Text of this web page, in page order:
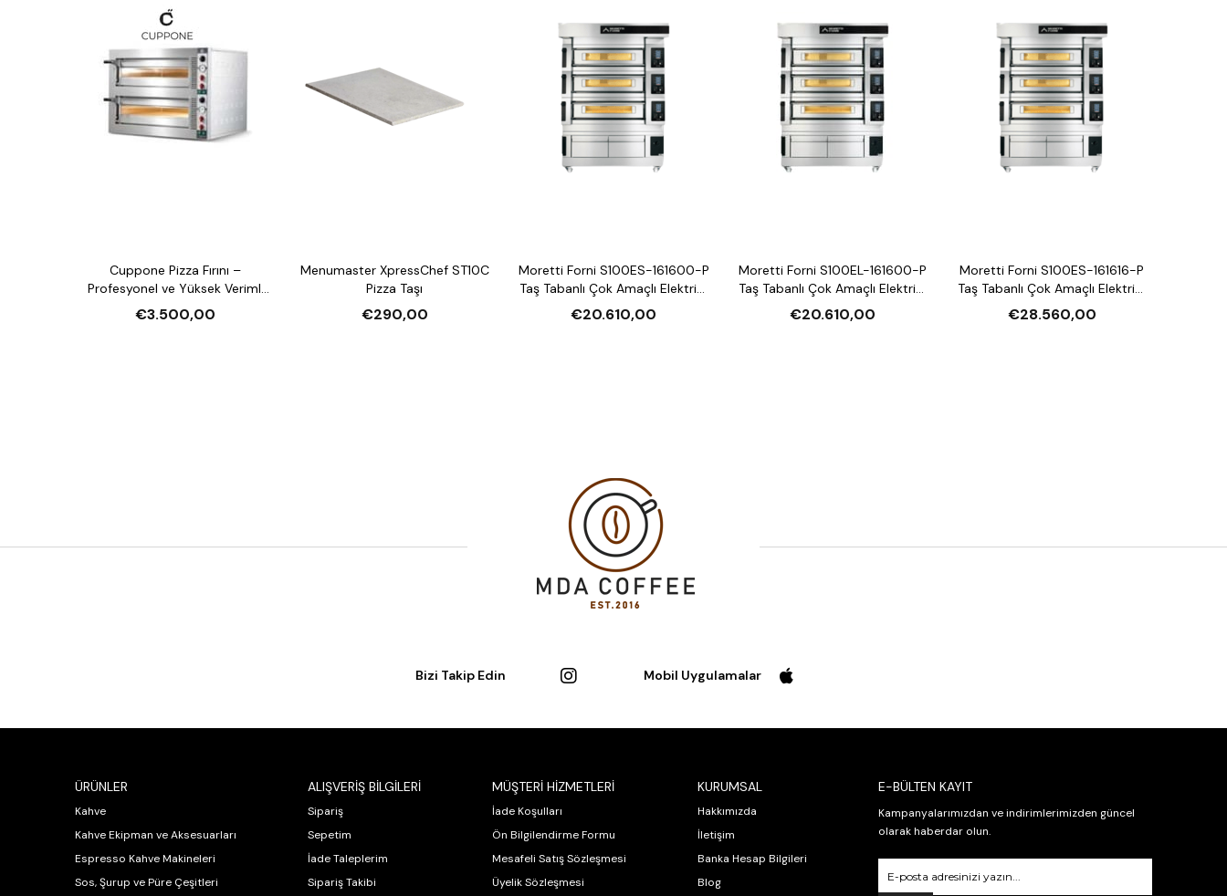
Cuppone Pizza Fırını –
Profesyonel ve Yüksek Verimli
Pizza Fırını
€3.500,00
Menumaster XpressChef ST10C
Pizza Taşı
€290,00
Moretti Forni S100ES-161600-P
Taş Tabanlı Çok Amaçlı Elektrikli
Katlı Fırın (Buharlı,
Mayalandırmalı)
€20.610,00
Moretti Forni S100EL-161600-P
Taş Tabanlı Çok Amaçlı Elektrikli
Katlı Fırın (Buharlı,
Mayalandırmalı)
€20.610,00
Moretti Forni S100ES-161616-P
Taş Tabanlı Çok Amaçlı Elektrikli
Katlı Fırın (Buharlı,
Mayalandırmalı)
€28.560,00
Bizi Takip Edin Mobil Uygulamalar
ÜRÜNLER
Kahve
Kahve Ekipman ve Aksesuarları
Espresso Kahve Makineleri
Sos, Şurup ve Püre Çeşitleri
ALIŞVERİŞ BİLGİLERİ
Sipariş
Sepetim
İade Taleplerim
Sipariş Takibi
MÜŞTERİ HİZMETLERİ
İade Koşulları
Ön Bilgilendirme Formu
Mesafeli Satış Sözleşmesi
Üyelik Sözleşmesi
KURUMSAL
Hakkımızda
İletişim
Banka Hesap Bilgileri
Blog
E-BÜLTEN KAYIT
Kampanyalarımızdan ve indirimlerimizden güncel
olarak haberdar olun.